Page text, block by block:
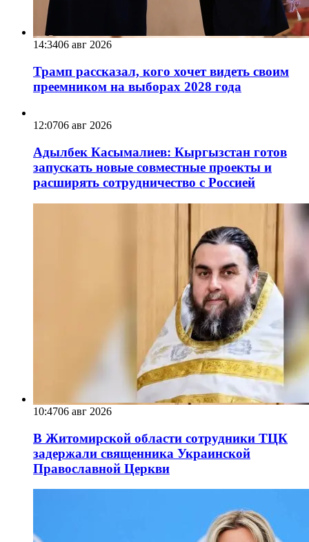
14:3406 авг 2026
Трамп рассказал, кого хочет видеть своим
преемником на выборах 2028 года
12:0706 авг 2026
Адылбек Касымалиев: Кыргызстан готов
запускать новые совместные проекты и
расширять сотрудничество с Россией
10:4706 авг 2026
В Житомирской области сотрудники ТЦК
задержали священника Украинской
Православной Церкви